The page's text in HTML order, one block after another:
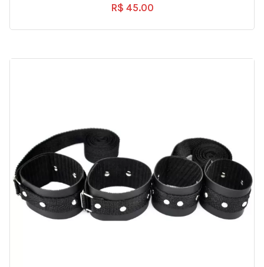
R$ 45.00